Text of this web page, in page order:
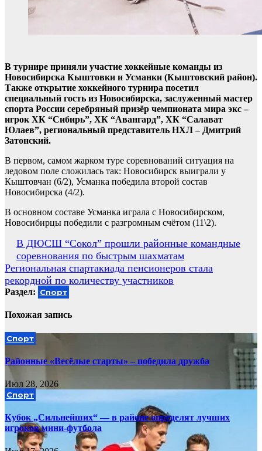
В турнире приняли участие хоккейные команды из
Новосибирска Кыштовки и Усманки (Кыштовский район).
Также открытие хоккейного турнира посетил
специальный гость из Новосибирска, заслуженный мастер
спорта России серебряный призёр чемпионата мира экс –
игрок ХК “Сибирь”, ХК “Авангард”, ХК “Салават
Юлаев”, региональный представитель НХЛ – Дмитрий
Затонский.
В первом, самом жарком туре соревнований ситуация на
ледовом поле сложилась так: Новосибирск выиграли у
Кыштовчан (6/2), Усманка победила второй состав
Новосибирска (4/2).
В основном составе Усманка играла с Новосибирском,
Новосибирцы победили с разгромным счётом (11\2).
Навигация
по
записям
В ДЮСШ “Сокол” прошли районные командные
соревнования по быстрым шахматам
Региональная спартакиада пенсионеров стала
рекордной по количеству участников
Раздел: Спорт
Похожая запись
Спорт
Районные «Весёлые старты» – победила дружба
Июл 28, 2026
Спорт
Кубок „Сильнейших“ — в районе определят лучших
игроков мини‑футбола